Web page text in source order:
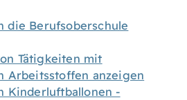
die Berufsoberschule
Tätigkeiten mit
Arbeitsstoffen anzeigen
Kinderluftballonen -